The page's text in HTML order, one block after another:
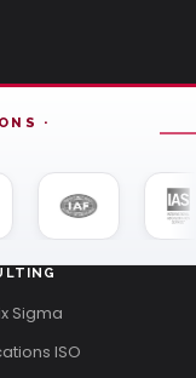
·
Sigma
ISO